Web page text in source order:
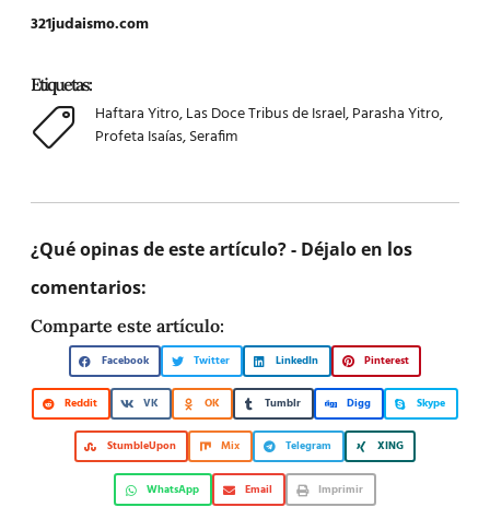
321judaismo.com
Etiquetas:
Haftara Yitro,Las Doce Tribus de Israel,Parasha Yitro,
Profeta Isaías,Serafim
¿Qué opinas de este artículo? - Déjalo en los
comentarios:
Comparte este artículo:
Facebook Twitter LinkedIn Pinterest
Reddit VK OK Tumblr Digg Skype
StumbleUpon Mix Telegram XING
WhatsApp Email Imprimir